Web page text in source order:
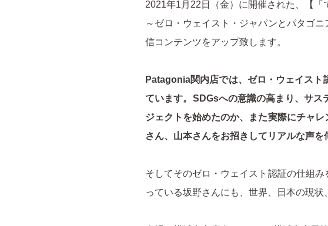
2021年1月22日（金）に開催された、【
～ゼロ・ウェイスト・ジャパンとパタゴ
信コンテンツをアップ致します。
Patagonia関内店では、ゼロ・ウェイス
ています。SDGsへの意識の高まり、サス
ジェクトを始めたのか、また実際にチャ
さん、山本さんをお招きしてリアルな声を
そしてそのゼロ・ウェイスト認証の仕組
っている坂野さんにも、世界、日本の現